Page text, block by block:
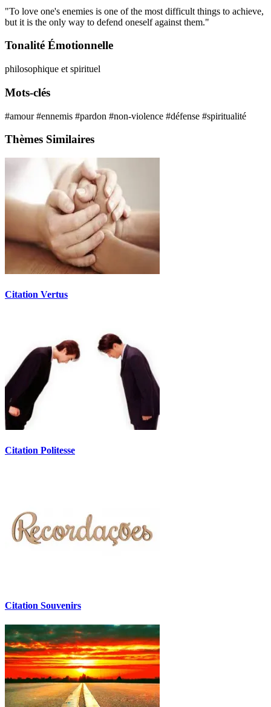
"To love one's enemies is one of the most difficult things to achieve,
but it is the only way to defend oneself against them."
Tonalité Émotionnelle
philosophique et spirituel
Mots-clés
#amour#ennemis #pardon #non-violence #défense #spiritualité
Thèmes Similaires
Citation Vertus
Citation Politesse
Citation Souvenirs